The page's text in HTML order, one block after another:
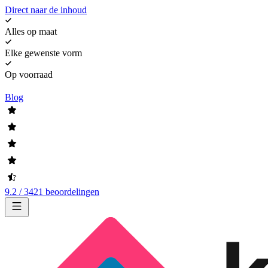
Direct naar de inhoud
Alles op maat
Elke gewenste vorm
Op voorraad
Blog
9.2 / 3421 beoordelingen